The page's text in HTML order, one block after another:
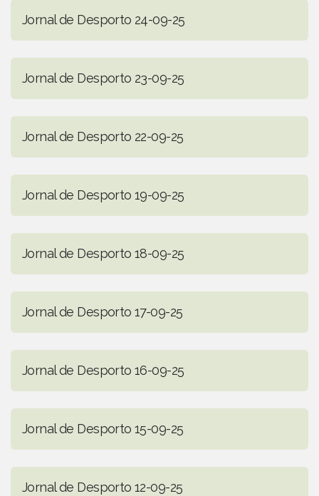
Jornal de Desporto 24-09-25
Jornal de Desporto 23-09-25
Jornal de Desporto 22-09-25
Jornal de Desporto 19-09-25
Jornal de Desporto 18-09-25
Jornal de Desporto 17-09-25
Jornal de Desporto 16-09-25
Jornal de Desporto 15-09-25
Jornal de Desporto 12-09-25